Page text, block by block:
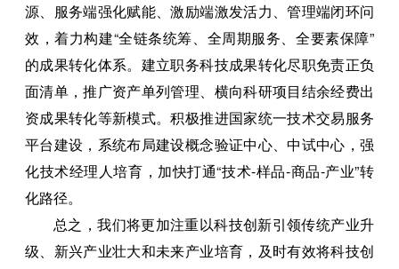
源、服务端强化赋能、激励端激发活力、管理端闭环问
效，着力构建“全链条统筹、全周期服务、全要素保障”
的成果转化体系。建立职务科技成果转化尽职免责正负
面清单，推广资产单列管理、横向科研项目结余经费出
资成果转化等新模式。积极推进国家统一技术交易服务
平台建设，系统布局建设概念验证中心、中试中心，强
化技术经理人培育，加快打通“技术-样品-商品-产业”转
化路径。
总之，我们将更加注重以科技创新引领传统产业升
级、新兴产业壮大和未来产业培育，及时有效将科技创